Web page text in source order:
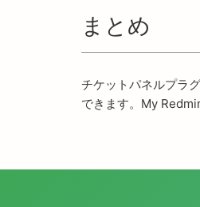
まとめ
チケットパネルプラ
できます。My